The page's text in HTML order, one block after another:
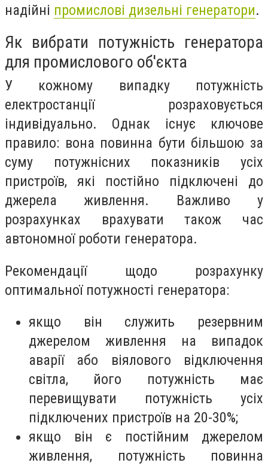
надійні промислові дизельні генератори.
Як вибрати потужність генератора
для промислового об'єкта
У кожному випадку потужність
електростанції розраховується
індивідуально. Однак існує ключове
правило: вона повинна бути більшою за
суму потужнісних показників усіх
пристроїв, які постійно підключені до
джерела живлення. Важливо у
розрахунках врахувати також час
автономної роботи генератора.
Рекомендації щодо розрахунку
оптимальної потужності генератора:
якщо він служить резервним
джерелом живлення на випадок
аварії або віялового відключення
світла, його потужність має
перевищувати потужність усіх
підключених пристроїв на 20-30%;
якщо він є постійним джерелом
живлення, потужність повинна